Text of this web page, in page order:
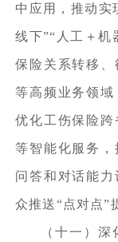
中应用，推动实
线下”“人工＋机
保险关系转移
等高频业务领域
优化工伤保险
等智能化服务
问答和对话能
众推送“点对点”
（十一）